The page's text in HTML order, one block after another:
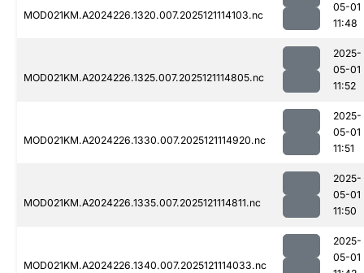
MOD021KM.A2024226.1320.007.2025121114103.nc
05-01
11:48
MOD021KM.A2024226.1325.007.2025121114805.nc
2025-
05-01
11:52
MOD021KM.A2024226.1330.007.2025121114920.nc
2025-
05-01
11:51
MOD021KM.A2024226.1335.007.2025121114811.nc
2025-
05-01
11:50
MOD021KM.A2024226.1340.007.2025121114033.nc
2025-
05-01